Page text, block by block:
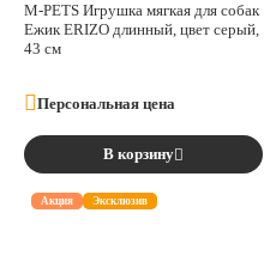
M-PETS Игрушка мягкая для собак
Ежик ERIZO длинный, цвет серый,
43 см
Персональная цена
В корзину
Акция Эксклюзив